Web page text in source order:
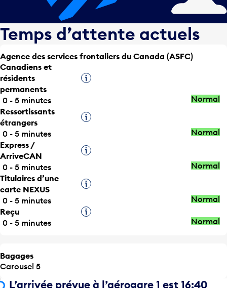
Temps d’attente actuels
Agence des services frontaliers du Canada (ASFC)
Canadiens et
résidents
permanents
Infobulle
0 - 5 minutes
Normal
Ressortissants
étrangers
Infobulle
0 - 5 minutes
Normal
Express /
ArriveCAN
Infobulle
0 - 5 minutes
Normal
Titulaires d’une
carte NEXUS
Infobulle
0 - 5 minutes
Normal
Reçu
Infobulle
0 - 5 minutes
Normal
Bagages
Carousel 5
L’arrivée prévue à l’aérogare 1 est 16:40